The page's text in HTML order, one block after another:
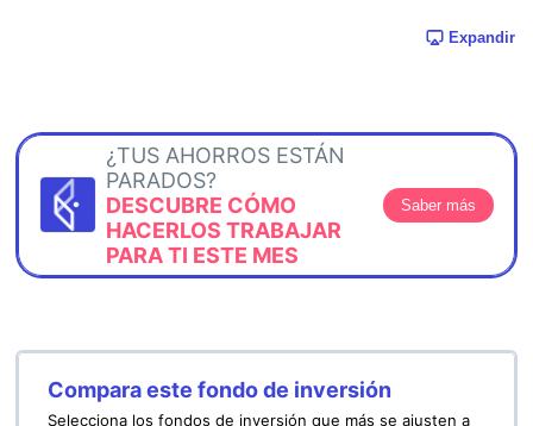
Expandir
¿TUS AHORROS ESTÁN
PARADOS?
DESCUBRE CÓMO
HACERLOS TRABAJAR
PARA TI ESTE MES
Saber más
Compara este fondo de inversión
Selecciona los fondos de inversión que más se ajusten a